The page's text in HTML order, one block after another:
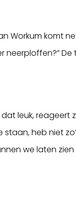
Workum komt
dat leuk,
heb niet
we laten